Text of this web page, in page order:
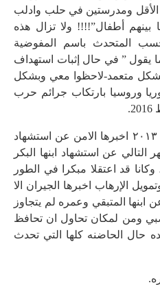
ومدرستين في حلب وادلب
أطفال”!!!! ولا تزال هذه
حسب المتحدث باسم المفوضية
يقول ” في حال إثبات استهداف
متعمد-لاحظوا معي وبشكل
وروسيا بارتكاب جرائم حرب
– ك.ح. في شهر تموز من عام ٢٠١٣ اخبرها الامن عن استشهاد
عن استشهاد ابنها البكر
قد اعتقلا مبكرا في الطور
الإرهاب اخبرها الجيران الا
ابنها المتبقي وعمره لم يتجاوز
ومن لمكان تحاول ان تحافظ
حال الحاضنه كلها التي تحدث